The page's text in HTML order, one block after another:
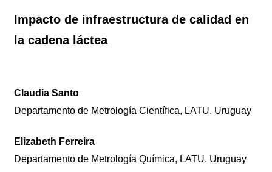
Impacto de infraestructura de calidad en
la cadena láctea
Claudia Santo
Departamento de Metrología Científica, LATU. Uruguay
Elizabeth Ferreira
Departamento de Metrología Química, LATU. Uruguay